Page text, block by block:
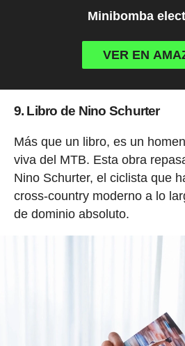
Minibomba
VER EN
9. Libro de Nino Schurter
Más que un libro, es un
viva del MTB. Esta obra
Nino Schurter, el ciclista que
cross-country moderno a lo
de dominio absoluto.